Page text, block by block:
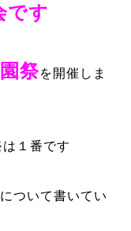
です
祭を開催しま
は１番です
ついて書いてい